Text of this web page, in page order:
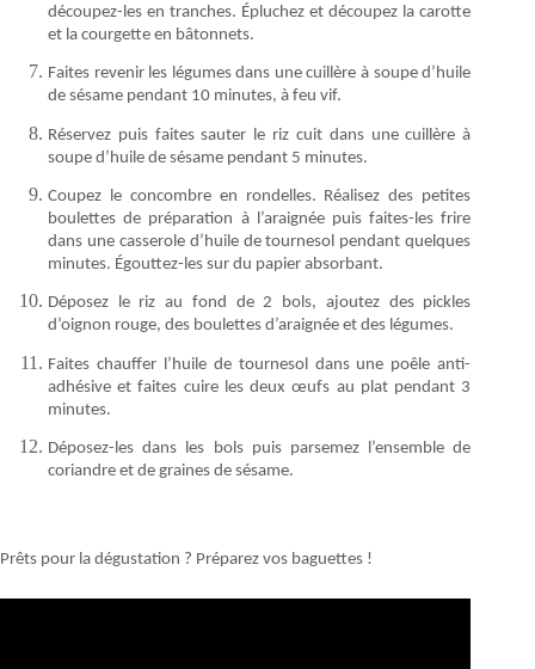
découpez-les en tranches. Épluchez et découpez la carotte
et la courgette en bâtonnets.
Faites revenir les légumes dans une cuillère à soupe d’huile
de sésame pendant 10 minutes, à feu vif.
Réservez puis faites sauter le riz cuit dans une cuillère à
soupe d’huile de sésame pendant 5 minutes.
Coupez le concombre en rondelles. Réalisez des petites
boulettes de préparation à l’araignée puis faites-les frire
dans une casserole d’huile de tournesol pendant quelques
minutes. Égouttez-les sur du papier absorbant.
Déposez le riz au fond de 2 bols, ajoutez des pickles
d’oignon rouge, des boulettes d’araignée et des légumes.
Faites chauffer l’huile de tournesol dans une poêle anti-
adhésive et faites cuire les deux œufs au plat pendant 3
minutes.
Déposez-les dans les bols puis parsemez l’ensemble de
coriandre et de graines de sésame.
Prêts pour la dégustation ? Préparez vos baguettes !